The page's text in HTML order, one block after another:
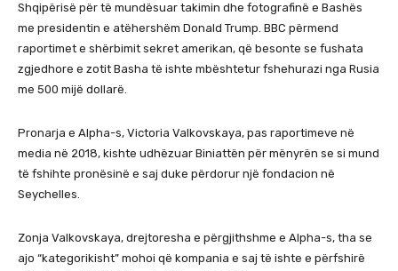
Shqipërisë për të mundësuar takimin dhe fotografinë e Bashës
me presidentin e atëhershëm Donald Trump. BBC përmend
raportimet e shërbimit sekret amerikan, që besonte se fushata
zgjedhore e zotit Basha të ishte mbështetur fshehurazi nga Rusia
me 500 mijë dollarë.
Pronarja e Alpha-s, Victoria Valkovskaya, pas raportimeve në
media në 2018, kishte udhëzuar Biniattën për mënyrën se si mund
të fshihte pronësinë e saj duke përdorur një fondacion në
Seychelles.
Zonja Valkovskaya, drejtoresha e përgjithshme e Alpha-s, tha se
ajo “kategorikisht” mohoi që kompania e saj të ishte e përfshirë